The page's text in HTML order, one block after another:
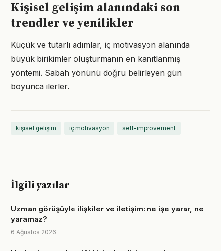
Kişisel gelişim alanındaki son
trendler ve yenilikler
Küçük ve tutarlı adımlar, iç motivasyon alanında
büyük birikimler oluşturmanın en kanıtlanmış
yöntemi. Sabah yönünü doğru belirleyen gün
boyunca ilerler.
kişisel gelişim iç motivasyon self-improvement
İlgili yazılar
Uzman görüşüyle ilişkiler ve iletişim: ne işe yarar, ne
yaramaz?
6 Ağustos 2026